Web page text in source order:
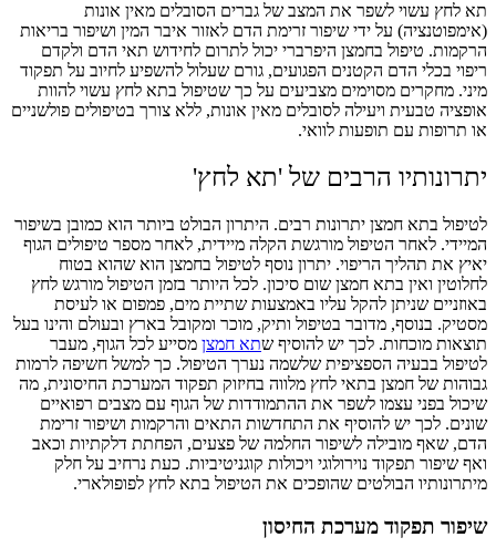
תא לחץ עשוי לשפר את המצב של גברים הסובלים מאין אונות
(אימפוטנציה) על ידי שיפור זרימת הדם לאזור איבר המין ושיפור בריאות
הרקמות. טיפול בחמצן היפרברי יכול לתרום לחידוש תאי הדם ולקדם
ריפוי בכלי הדם הקטנים הפגועים, גורם שעלול להשפיע לחיוב על תפקוד
מיני. מחקרים מסוימים מצביעים על כך שטיפול בתא לחץ עשוי להוות
אופציה טבעית ויעילה לסובלים מאין אונות, ללא צורך בטיפולים פולשניים
או תרופות עם תופעות לוואי.
יתרונותיו הרבים של 'תא לחץ'
לטיפול בתא חמצן יתרונות רבים. היתרון הבולט ביותר הוא כמובן בשיפור
המיידי. לאחר הטיפול מורגשת הקלה מיידית, לאחר מספר טיפולים הגוף
יאיץ את תהליך הריפוי. יתרון נוסף לטיפול בחמצן הוא שהוא בטוח
לחלוטין ואין בתא חמצן שום סיכון. לכל היותר בזמן הטיפול מורגש לחץ
באוזניים שניתן להקל עליו באמצעות שתיית מים, פמפום או לעיסת
מסטיק. בנוסף, מדובר בטיפול ותיק, מוכר ומקובל בארץ ובעולם והינו בעל
תוצאות מוכחות. לכך יש להוסיף שתא חמצן מסייע לכל הגוף, מעבר
לטיפול בבעיה הספציפית שלשמה נערך הטיפול. כך למשל חשיפה לרמות
גבוהות של חמצן בתאי לחץ מלווה בחיזוק תפקוד המערכת החיסונית, מה
שיכול בפני עצמו לשפר את ההתמודדות של הגוף עם מצבים רפואיים
שונים. לכך יש להוסיף את התחדשות התאים והרקמות ושיפור זרימת
הדם, שאף מובילה לשיפור החלמה של פצעים, הפחתת דלקתיות וכאב
ואף שיפור תפקוד נוירולוגי ויכולות קוגניטיביות. כעת נרחיב על חלק
מיתרונותיו הבולטים שהופכים את הטיפול בתא לחץ לפופולארי.
שיפור תפקוד מערכת החיסון